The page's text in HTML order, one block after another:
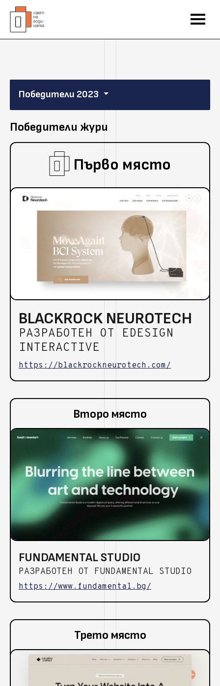
Победители 2023
Победители жури
Първо място
BLACKROCK NEUROTECH
РАЗРАБОТЕН ОТ EDESIGN
INTERACTIVE
https://blackrockneurotech.com/
Второ място
FUNDAMENTAL STUDIO
РАЗРАБОТЕН ОТ FUNDAMENTAL STUDIO
https://www.fundamental.bg/
Трето място